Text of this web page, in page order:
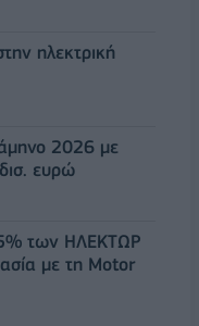
ηλεκτρική
2026 με
ευρώ
των ΗΛΕΚΤΩΡ
με τη Motor